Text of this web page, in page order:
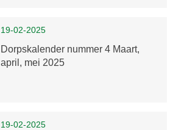
19-02-2025
Dorpskalender nummer 4 Maart,
april, mei 2025
19-02-2025